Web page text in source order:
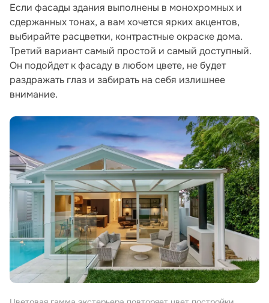
Если фасады здания выполнены в монохромных и
сдержанных тонах, а вам хочется ярких акцентов,
выбирайте расцветки, контрастные окраске дома.
Третий вариант самый простой и самый доступный.
Он подойдет к фасаду в любом цвете, не будет
раздражать глаз и забирать на себя излишнее
внимание.